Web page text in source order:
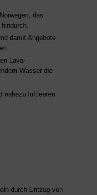
das
damit Angebote
Lava-
Wasser die
nahezu luftleeren
durch Entzug von